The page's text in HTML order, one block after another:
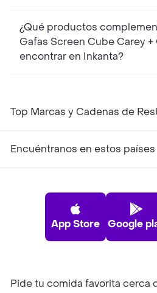
¿Qué productos
Gafas Screen Cube Carey
encontrar en Inkanta?
Top Marcas y Cadenas de
Encuéntranos en estos países
App Store Google
Pide tu comida favorita cerca